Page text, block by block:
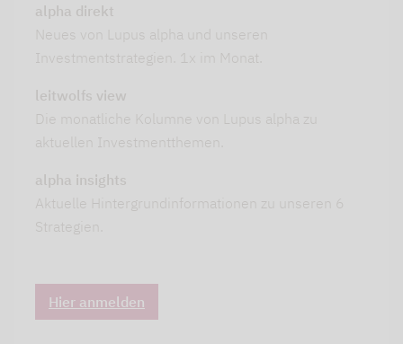
alpha direkt
Neues von Lupus alpha und unseren
Investmentstrategien. 1x im Monat.
leitwolfs view
Die monatliche Kolumne von Lupus alpha zu
aktuellen Investmentthemen.
alpha insights
Aktuelle Hintergrundinformationen zu unseren 6
Strategien.
Hier anmelden